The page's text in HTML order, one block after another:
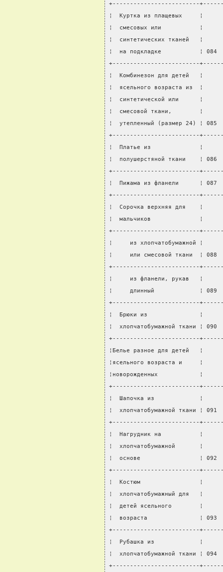
+-------------------------
¦  Куртка из плащевых
¦  смесовых или
¦  синтетических
¦  на подкладке           ¦
+-------------------------
¦  Комбинезон для
¦  ясельного возраста
¦  синтетической или
¦  смесовой ткани,
¦  утепленный (размер
+-------------------------
¦  Платье из              ¦
¦  полушерстяной ткани
+-------------------------
¦  Пижама из фланели
+-------------------------
¦  Сорочка верхняя для
¦  мальчиков              ¦
+-------------------------
¦     из
¦     или смесовой ткани
+-------------------------
¦     из фланели, рукав
¦     длинный             ¦
+-------------------------
¦  Брюки из               ¦
¦  хлопчатобумажной
+-------------------------
¦Белье разное для
¦ясельного возраста и
¦новорожденных
+-------------------------
¦  Шапочка из             ¦
¦  хлопчатобумажной
+-------------------------
¦  Нагрудник на
¦  хлопчатобумажной
¦  основе                 ¦
+-------------------------
¦  Костюм                 ¦
¦  хлопчатобумажный
¦  детей ясельного
¦  возраста               ¦
+-------------------------
¦  Рубашка из             ¦
¦  хлопчатобумажной
+-------------------------